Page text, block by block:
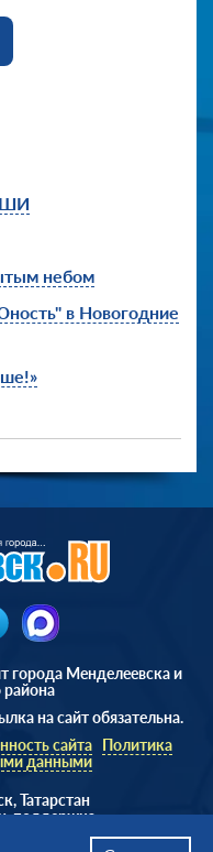
небом
в Новогодние
города Менделеевска и
на сайт обязательна.
сайта Политика
данными
Татарстан
поддержка